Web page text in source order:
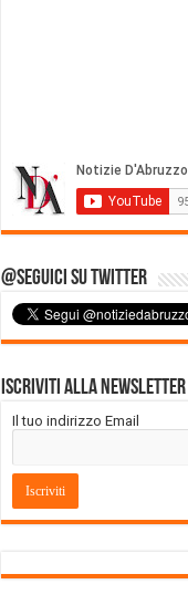
@Seguici su Twitter
Iscriviti alla Newsletter
Il tuo indirizzo Email